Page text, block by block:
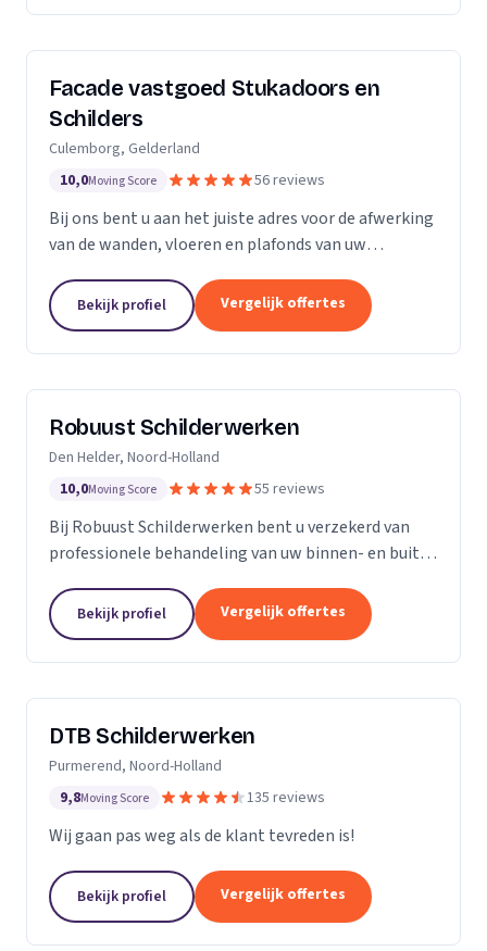
Facade vastgoed Stukadoors en
Schilders
Culemborg, Gelderland
10,0Moving Score 56 reviews
Bij ons bent u aan het juiste adres voor de afwerking
van de wanden, vloeren en plafonds van uw
met ons team pakken we dan ook de klus vakkundig
aan...
Bekijk profiel Vergelijk offertes
Robuust Schilderwerken
Den Helder, Noord-Holland
10,0Moving Score 55 reviews
Bij Robuust Schilderwerken bent u verzekerd van
professionele behandeling van uw binnen- en buiten
als nieuwbouwwoningen, en alles daar tussen in.
Bij...
Bekijk profiel Vergelijk offertes
DTB Schilderwerken
Purmerend, Noord-Holland
9,8Moving Score 135 reviews
Wij gaan pas weg als de klant tevreden is!
Bekijk profiel Vergelijk offertes